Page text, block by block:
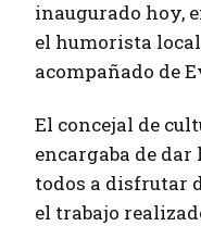
inaugurado hoy,
el humorista
acompañado de
El concejal de
encargaba de
todos a disfrutar
el trabajo